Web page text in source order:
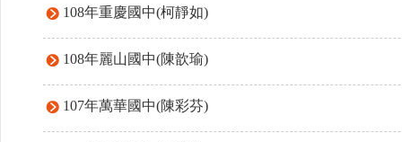
108年重慶國中(柯靜如)
108年麗山國中(陳歆瑜)
107年萬華國中(陳彩芬)